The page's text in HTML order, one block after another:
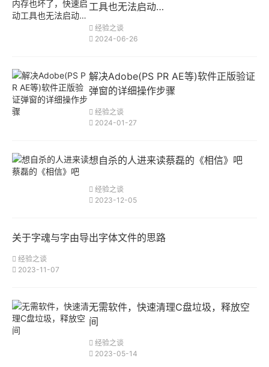
工具也无法启动…
经验之谈
2024-06-26
解决Adobe(PS PR AE等)软件正版验证
弹窗的详细操作步骤
经验之谈
2024-01-27
想自杀的人进来读蔡磊的《相信》吧
经验之谈
2023-12-05
关于字魂与字由导出字体文件的思路
经验之谈
2023-11-07
无需软件，快速清理C盘垃圾，释放空
间
经验之谈
2023-05-14